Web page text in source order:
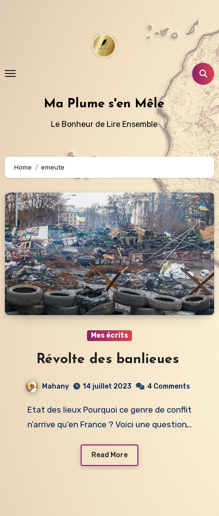
Ma Plume s'en Mêle
Le Bonheur de Lire Ensemble
Home emeute
Mes écrits
Révolte des banlieues
Mahany 14 juillet 2023 4 Comments
Etat des lieux Pourquoi ce genre de conflit
n’arrive qu’en France ? Voici une question…
Read More